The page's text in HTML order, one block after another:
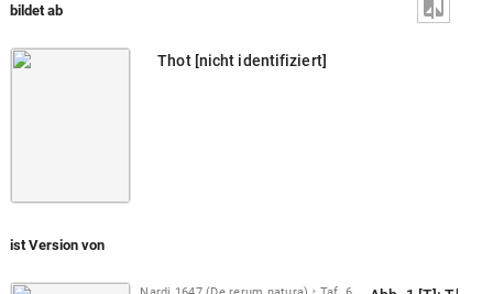
bildet ab
Thot [nicht identifiziert]
ist Version von